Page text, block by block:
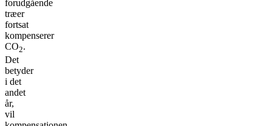
forudgående
træer
fortsat
kompenserer
CO2.
Det
betyder
i det
andet
år,
vil